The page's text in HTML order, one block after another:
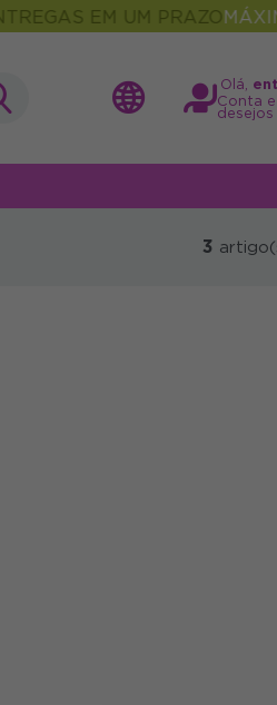
EM UM PRAZO
Olá,
Conta
desejos
3